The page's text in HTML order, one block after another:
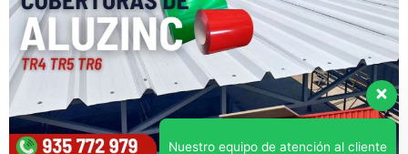
Nuestro equipo de atención al cliente